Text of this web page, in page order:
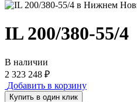
IL 200/380-55/4
В наличии
2 323 248 ₽
Добавить в корзину
Купить в один клик